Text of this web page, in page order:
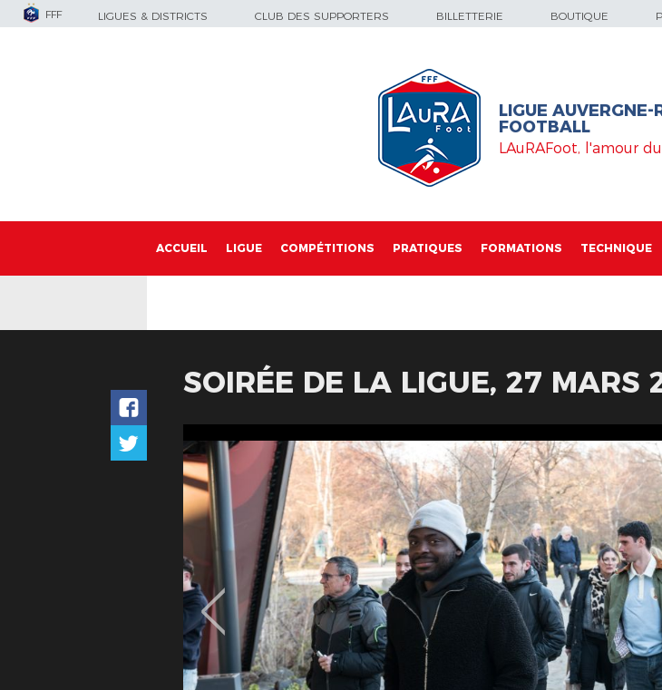
FFF LIGUES & DISTRICTS CLUB DES SUPPORTERS BILLETTERIE BOUTIQUE
LIGUE
FOOTBALL
LAuRAFoot, l'amour
ACCUEIL LIGUE COMPÉTITIONS PRATIQUES FORMATIONS TECHNIQUE
SOIRÉE DE LA LIGUE, 27 MARS